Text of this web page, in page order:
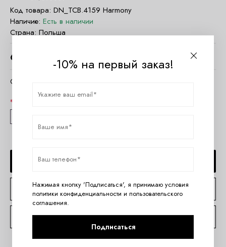
Код товара: DN_TCB.4159 Harmony
Наличие: Есть в наличии
Страна: Польша
6780
Очистить параметры
ДОБАВИТЬ В КОРЗИНУ
КУПИТЬ В 1 КЛИК
КОНСУЛЬТАЦИЯ ПО TELEGRAM
-10% на первый заказ!
Нажимая кнопку 'Подписаться', я принимаю условия
политики конфиденциальности и пользовательского
соглашения.
Подписаться